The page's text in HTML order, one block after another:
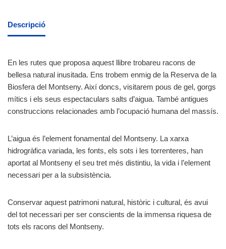
Descripció
En les rutes que proposa aquest llibre trobareu racons de
bellesa natural inusitada. Ens trobem enmig de la Reserva de la
Biosfera del Montseny. Així doncs, visitarem pous de gel, gorgs
mítics i els seus espectaculars salts d’aigua. També antigues
construccions relacionades amb l’ocupació humana del massís.
L’aigua és l’element fonamental del Montseny. La xarxa
hidrogràfica variada, les fonts, els sots i les torrenteres, han
aportat al Montseny el seu tret més distintiu, la vida i l’element
necessari per a la subsistència.
Conservar aquest patrimoni natural, històric i cultural, és avui
del tot necessari per ser conscients de la immensa riquesa de
tots els racons del Montseny.